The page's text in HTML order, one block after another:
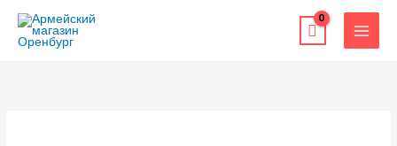
Перейти
содержимому